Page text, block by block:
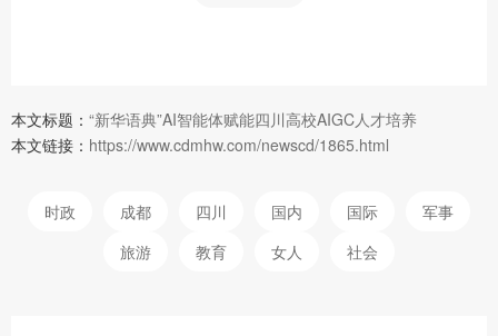
本文标题： “新华语典”AI智能体赋能四川高校AIGC人才培养
本文链接： https://www.cdmhw.com/newscd/1865.html
时政 成都 四川 国内 国际
军事
旅游
教育 女人 社会